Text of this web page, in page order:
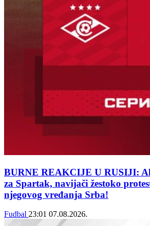
BURNE REAKCIJE U RUSIJI:
za Spartak, navijači žestoko
njegovog vređanja Srba!
Fudbal 23:01 07.08.2026.